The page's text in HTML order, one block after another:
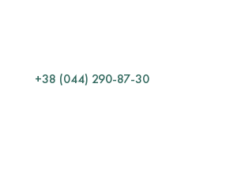
+38 (044) 290-87-30